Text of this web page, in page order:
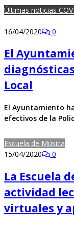
Últimas noticias
16/04/2020 0
El
diagnósticas
Local
El Ayuntamiento
efectivos de la
Escuela de Música
15/04/2020
0
La Escuela
actividad
virtuales y